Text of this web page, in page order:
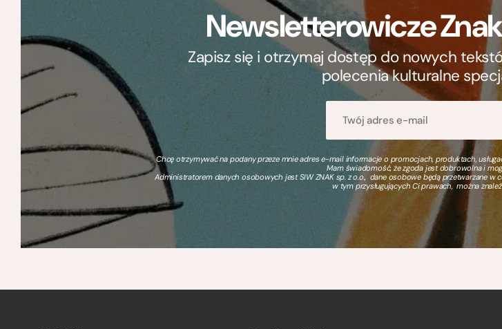
Newsletterowicze
Zapisz się i otrzymaj dostęp do nowych
polecenia kulturalne
Chcę otrzymywać na podany przeze mnie adres e-mail informacje o promocjach, produktach,
Mam świadomość, że zgoda jest dobrowolna i
Administratorem danych osobowych jest SIW ZNAK sp. z o.o., dane osobowe będą przetwarzane w
w tym przysługujących Ci prawach, można